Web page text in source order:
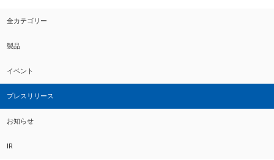
全カテゴリー
製品
イベント
プレスリリース
お知らせ
IR